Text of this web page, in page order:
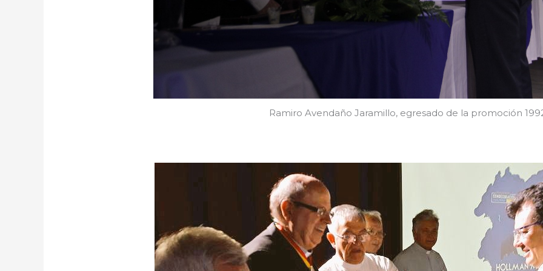
Ramiro Avendaño Jaramillo, egresado de la promoción